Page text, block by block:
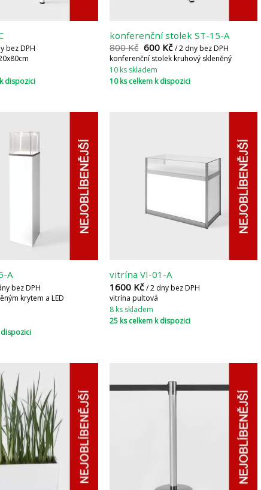
bez DPH
dispozici
konferenční stolek ST-15-A
800Kč 600 Kč / 2 dny bez DPH
konferenční stolek kruhový skleněný
10 ks skladem
10 ks celkem k dispozici
A
bez DPH
krytem a LED
dispozici
vitrína VI-01-A
1600 Kč / 2 dny bez DPH
vitrína pultová
8 ks skladem
25 ks celkem k dispozici